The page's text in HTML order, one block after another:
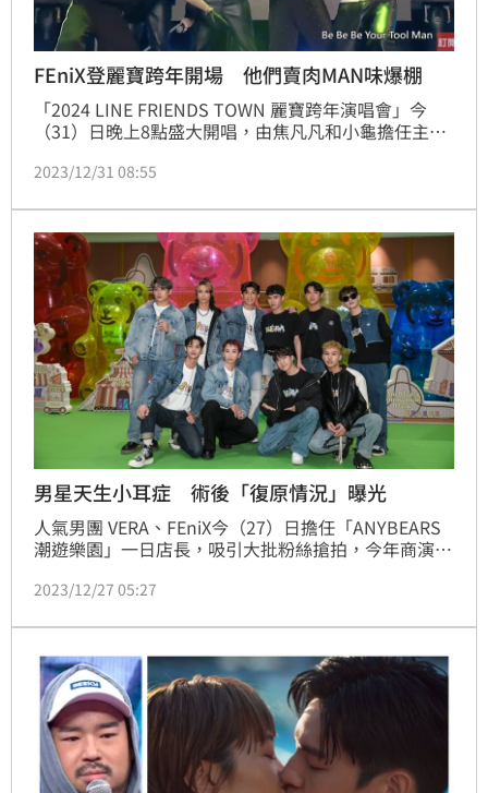
FEniX登麗寶跨年開場 他們賣肉MAN味爆棚
「2024 LINE FRIENDS TOWN 麗寶跨年演唱會」今
（31）日晚上8點盛大開唱，由焦凡凡和小龜擔任主持
任開場，一連帶來多首夯曲，一下就炒熱現場氣氛，更
2023/12/31 08:55
男星天生小耳症 術後「復原情況」曝光
人氣男團 VERA、FEniX今（27）日擔任「ANYBEARS
潮遊樂園」一日店長，吸引大批粉絲搶拍，今年商演活
多，但看到薪水入帳還是很開心，VERA則透露淡季時
也會繼續努力。明年2月VERA與FEniX也會分別在高雄
舉辦演唱會。
2023/12/27 05:27